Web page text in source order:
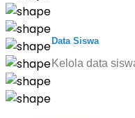
Data Siswa
Kelola data